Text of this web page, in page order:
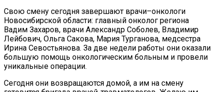
Свою смену сегодня завершают врачи–онкологи
Новосибирской области: главный онколог региона
Вадим Захаров, врачи Александр Соболев, Владимир
Лейбович, Ольга Сакова, Мария Турганова, медсестра
Ирина Севостьянова. За две недели работы они оказали
большую помощь онкологическим больным и провели
уникальные операции.
Сегодня они возвращаются домой, а им на смену